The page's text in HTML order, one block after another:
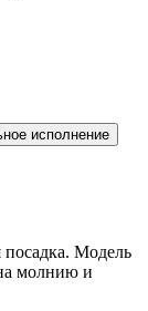
исполнение
Модель
молнию и